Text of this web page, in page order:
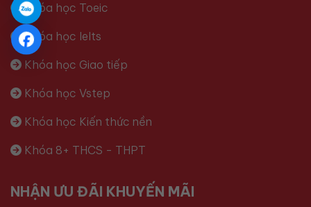
Khóa học Toeic
Khóa học Ielts
Khóa học Giao tiếp
Khóa học Vstep
Khóa học Kiến thức nền
Khóa 8+ THCS - THPT
NHẬN ƯU ĐÃI KHUYẾN MÃI